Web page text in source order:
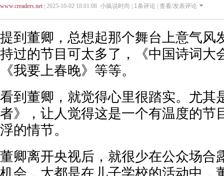
www.creaders.net| 2025-10-02 18:01:08 小疯说时尚 | 1条评论 | 查看/发表评论
提到董卿，总想起那个舞台上意气风
持过的节目可太多了，《中国诗词大
《我要上春晚》等等。
看到董卿，就觉得心里很踏实。尤其
者》，让人觉得这是一个有温度的节
浮的情节。
董卿离开央视后，就很少在公众场合
机会，大都是在儿子学校的活动中，